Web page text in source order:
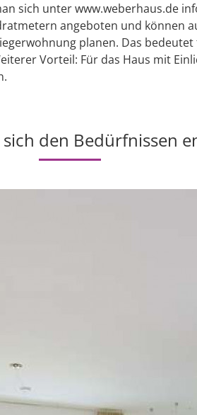
sich unter www.weberhaus.de
angeboten und können
planen. Das
Vorteil: Für das Haus mit
den Bedürfnissen